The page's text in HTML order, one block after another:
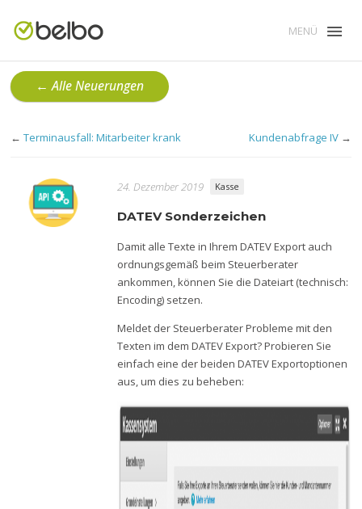
MENÜ
← Alle Neuerungen
← Terminausfall: Mitarbeiter krank Kundenabfrage IV →
24. Dezember 2019 Kasse
DATEV Sonderzeichen
Damit alle Texte in Ihrem DATEV Export auch
ordnungsgemäß beim Steuerberater
ankommen, können Sie die Dateiart (technisch:
Encoding) setzen.
Meldet der Steuerberater Probleme mit den
Texten im dem DATEV Export? Probieren Sie
einfach eine der beiden DATEV Exportoptionen
aus, um dies zu beheben: